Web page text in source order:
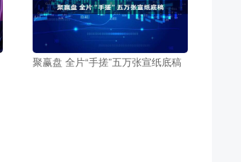
聚赢盘 全片“手搓”五万张宣纸底稿